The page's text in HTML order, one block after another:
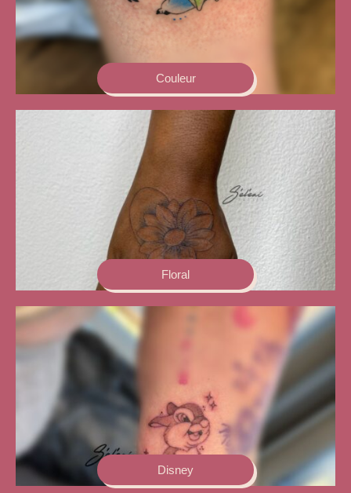
Couleur
Floral
Disney